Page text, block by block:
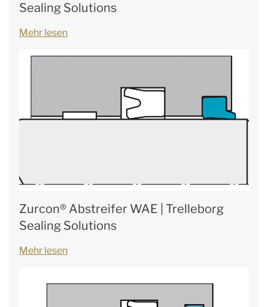
Sealing Solutions
Mehr lesen
Zurcon® Abstreifer WAE | Trelleborg
Sealing Solutions
Mehr lesen